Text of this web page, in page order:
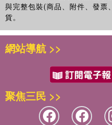
1.分級測驗
全民英檢分成五個級數：初級
用語；中級程度應在日常生
高級程度應具備較成熟的英文
有錯誤並能於專業領域中運
等教育英語母語人士的英文
通。
聽、說、讀、寫四技並重
Unit 3 p. 50
Unit 4 p. 57
與完整包裝(商品、附件、發票
貨。
網站導航 >>
聚焦三民 >>